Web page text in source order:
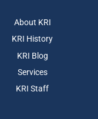
About KRI
KRI History
KRI Blog
Services
KRI Staff